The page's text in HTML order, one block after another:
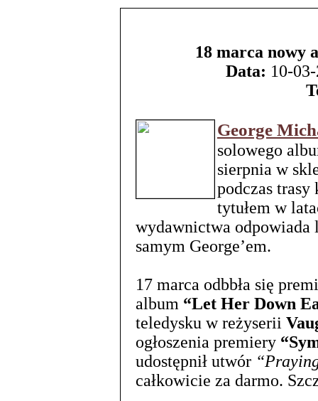
18 marca nowy
Data: 10-
George
solowego
sierpnia w
podczas
tytułem w
wydawnictwa odpowiada
samym George’em.
17 marca odbbła się
album “Let Her Down
teledysku w reżyserii
ogłoszenia premiery
udostępnił utwór
całkowicie za darmo.